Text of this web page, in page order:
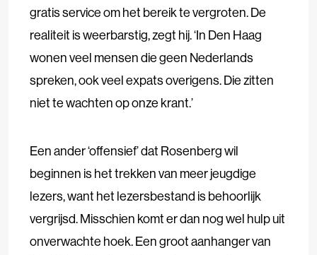
gratis service om het bereik te vergroten. De
realiteit is weerbarstig, zegt hij. ‘In Den Haag
wonen veel mensen die geen Nederlands
spreken, ook veel expats overigens. Die zitten
niet te wachten op onze krant.’
Een ander ‘offensief’ dat Rosenberg wil
beginnen is het trekken van meer jeugdige
lezers, want het lezersbestand is behoorlijk
vergrijsd. Misschien komt er dan nog wel hulp uit
onverwachte hoek. Een groot aanhanger van